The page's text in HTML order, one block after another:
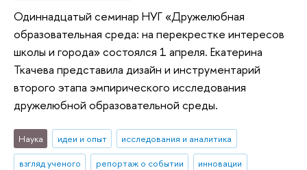
Одиннадцатый семинар НУГ «Дружелюбная
образовательная среда: на перекрестке интересов
школы и города» состоялся 1 апреля. Екатерина
Ткачева представила дизайн и инструментарий
второго этапа эмпирического исследования
дружелюбной образовательной среды.
Наука идеи и опыт
исследования и аналитика
взгляд ученого
репортаж о событии инновации